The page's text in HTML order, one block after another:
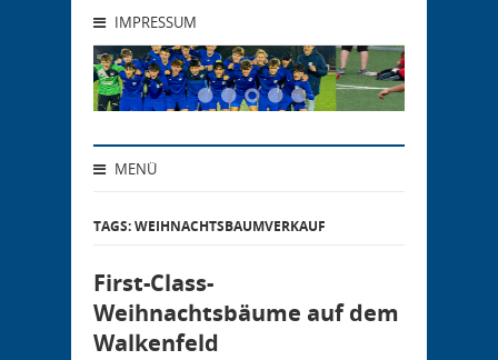
IMPRESSUM
MENÜ
TAGS: WEIHNACHTSBAUMVERKAUF
First-Class-
Weihnachtsbäume auf dem
Walkenfeld